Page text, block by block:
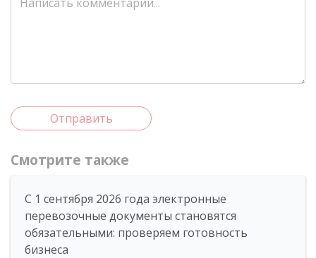
Отправить
Смотрите также
С 1 сентября 2026 года электронные
перевозочные документы становятся
обязательными: проверяем готовность
бизнеса